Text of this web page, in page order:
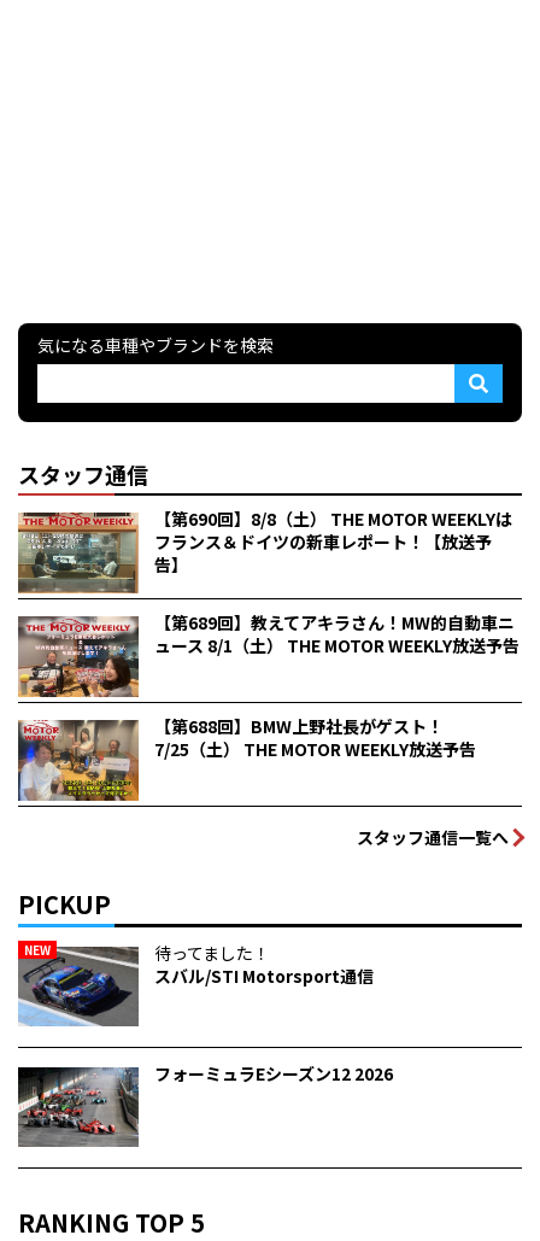
気になる車種やブランドを検索
スタッフ通信
【第690回】8/8（土） THE MOTOR WEEKLYは
フランス＆ドイツの新車レポート！【放送予
告】
【第689回】教えてアキラさん！MW的自動車ニ
ュース 8/1（土） THE MOTOR WEEKLY放送予告
【第688回】BMW上野社長がゲスト！
7/25（土） THE MOTOR WEEKLY放送予告
スタッフ通信一覧へ
PICKUP
NEW
待ってました！
スバル/STI Motorsport通信
フォーミュラEシーズン12 2026
RANKING TOP 5